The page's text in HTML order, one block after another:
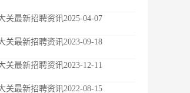
关最新招聘资讯2025-04-07
关最新招聘资讯2023-09-18
关最新招聘资讯2023-12-11
关最新招聘资讯2022-08-15